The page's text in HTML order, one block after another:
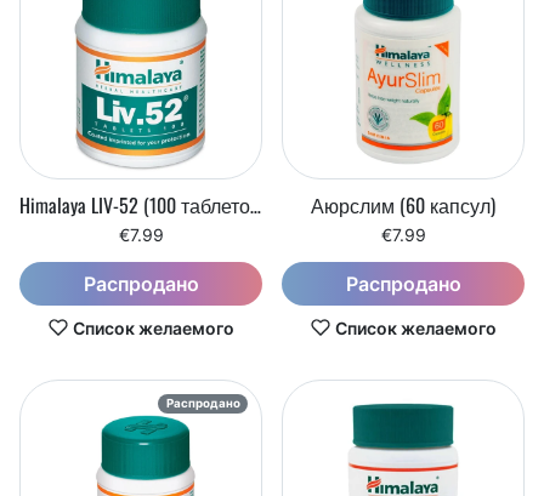
Himalaya LIV-52 (100 таблеток)
€7.99
Распродано
Список желаемого
Аюрслим (60 капсул)
€7.99
Распродано
Список желаемого
Распродано